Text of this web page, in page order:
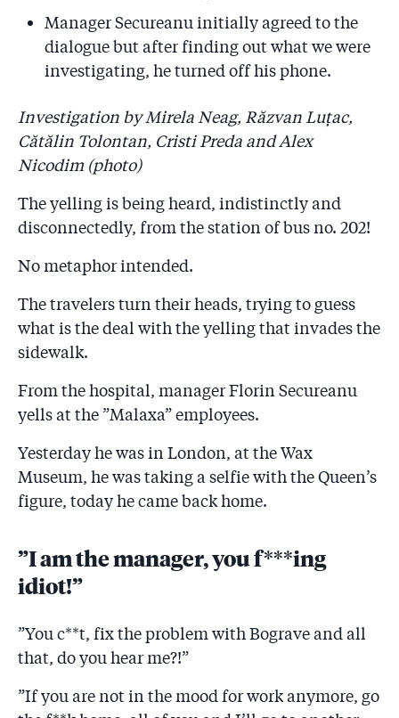
”Conferențiarul doctor” Secureanu nu dă cu anii pe la
Universitatea Titu Maiorescu, unde ”predă” Genetică!
Atunci cînd studentele s-au revoltat le-a spus: ”Poate
5.20
Universitatea ”Titu Maiorescu” anunță că-l dă afară
pe Secureanu! Urs: ”Nu venea la cursuri, am început
demersurile de cîteva săptămîni”
5.21
Secureanu și-a pus fata pe listele romilor pentru că-și
dorea să intre la un liceu de top din București! ”A
spitalele Malaxa și Sf. Maria! Secureanu: ”Iar a venit
băiatul cu pantaloni roz la mine pentru contracte!”
apropiaţilor 470 de deplasări şi concedii!
5.24
Întîlnire Secureanu - Armeanu, omul lui Firea, înainte
cerut nimic!”
5.25
Firea l-a pus pe Armeanu, un manager PSD căruia
justiția i-a interzis să conducă un singur spital, să
de 1 miliard de lei!
5.26
AUDIO ȘI DOCUMENTE: "Primarul general a semnat
Un consilier PNL înregistrat cînd povestește cum a
intervenit pentru achizițiile umflate la Malaxa.
Semnătura de pe documente este a primarului Răzvan
Manager Secureanu initially agreed to the
dialogue but after finding out what we were
investigating, he turned off his phone.
Investigation by Mirela Neag, Răzvan Luțac,
Cătălin Tolontan, Cristi Preda and Alex
Nicodim (photo)
The yelling is being heard, indistinctly and
disconnectedly, from the station of bus no. 202!
No metaphor intended.
The travelers turn their heads, trying to guess
what is the deal with the yelling that invades the
sidewalk.
From the hospital, manager Florin Secureanu
yells at the ”Malaxa” employees.
Yesterday he was in London, at the Wax
Museum, he was taking a selfie with the Queen’s
figure, today he came back home.
”I am the manager, you f***ing
idiot!”
”You c**t, fix the problem with Bograve and all
that, do you hear me?!”
”If you are not in the mood for work anymore, go